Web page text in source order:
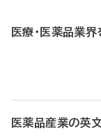
医療・医薬品業
医薬品産業の英